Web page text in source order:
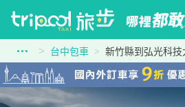
台中包車 新竹縣到弘光科技